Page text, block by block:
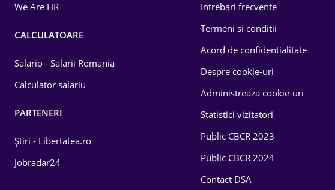
We Are HR
CALCULATOARE
Salario - Salarii Romania
Calculator salariu
PARTENERI
Știri - Libertatea.ro
Jobradar24
Intrebari frecvente
Termeni si conditii
Acord de confidentialitate
Despre cookie-uri
Administreaza cookie-uri
Statistici vizitatori
Public CBCR 2023
Public CBCR 2024
Contact DSA